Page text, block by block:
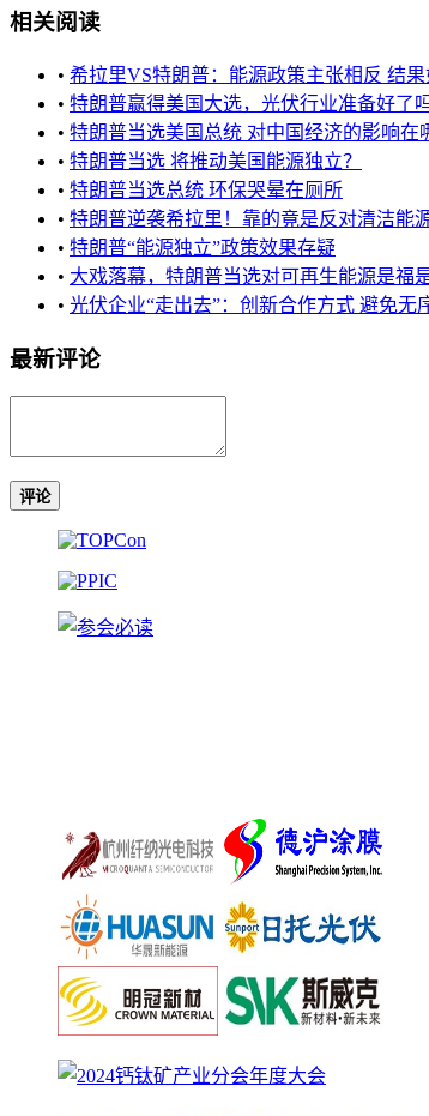
相关阅读
• 希拉里VS特朗普：能源政策主张相反 结果
• 特朗普赢得美国大选，光伏行业准备好了吗
• 特朗普当选美国总统 对中国经济的影响在
• 特朗普当选 将推动美国能源独立？
• 特朗普当选总统 环保哭晕在厕所
• 特朗普逆袭希拉里！靠的竟是反对清洁能源
• 特朗普“能源独立”政策效果存疑
• 大戏落幕，特朗普当选对可再生能源是福
• 光伏企业“走出去”：创新合作方式 避免无
最新评论
评论